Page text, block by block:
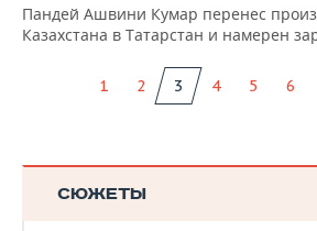
Пандей Ашвини Кумар перенес
Казахстана в Татарстан и намерен
1 2 3 4 5 6
СЮЖЕТЫ